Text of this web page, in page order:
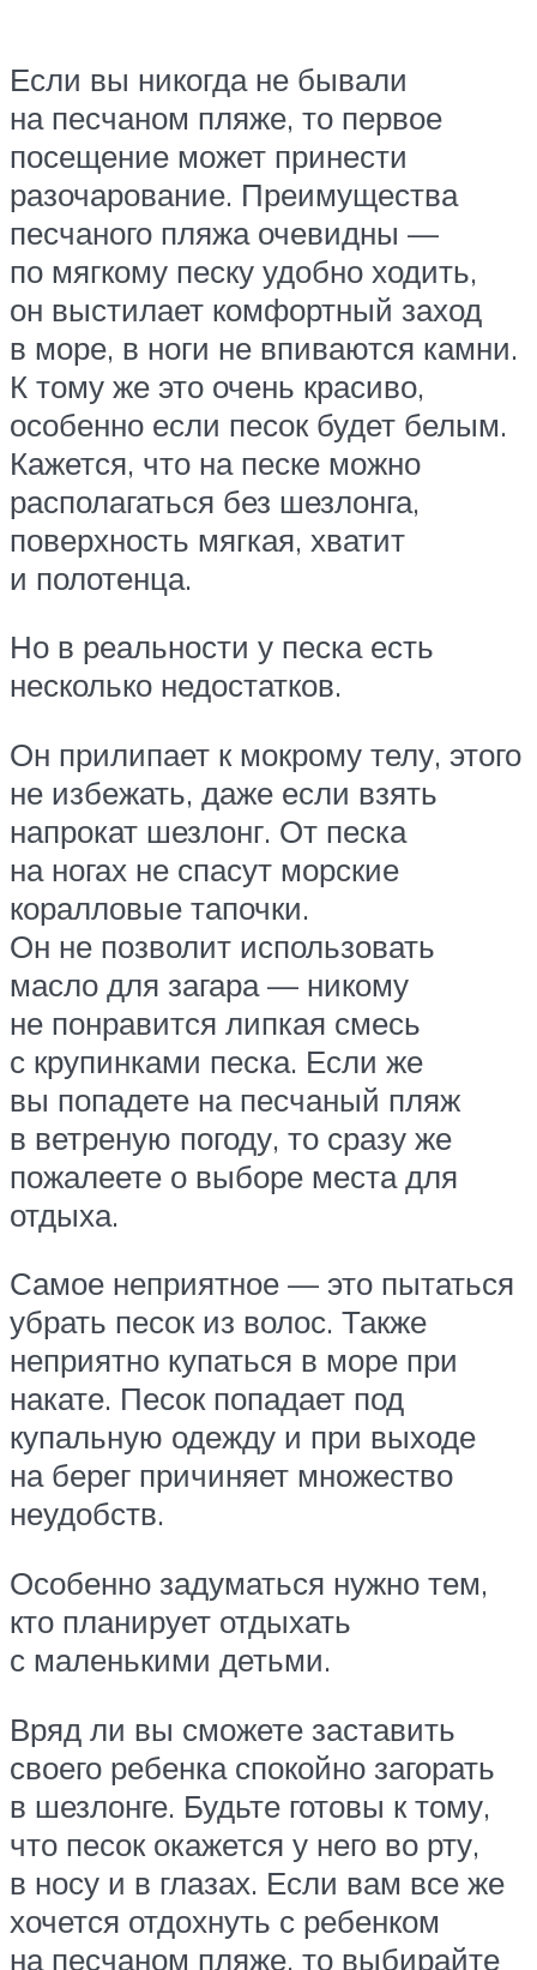
Если вы никогда не бывали
на песчаном пляже, то первое
посещение может принести
разочарование. Преимущества
песчаного пляжа очевидны —
по мягкому песку удобно ходить,
он выстилает комфортный заход
в море, в ноги не впиваются камни.
К тому же это очень красиво,
особенно если песок будет белым.
Кажется, что на песке можно
располагаться без шезлонга,
поверхность мягкая, хватит
и полотенца.
Но в реальности у песка есть
несколько недостатков.
Он прилипает к мокрому телу, этого
не избежать, даже если взять
напрокат шезлонг. От песка
на ногах не спасут морские
коралловые тапочки.
Он не позволит использовать
масло для загара — никому
не понравится липкая смесь
с крупинками песка. Если же
вы попадете на песчаный пляж
в ветреную погоду, то сразу же
пожалеете о выборе места для
отдыха.
Самое неприятное — это пытаться
убрать песок из волос. Также
неприятно купаться в море при
накате. Песок попадает под
купальную одежду и при выходе
на берег причиняет множество
неудобств.
Особенно задуматься нужно тем,
кто планирует отдыхать
с маленькими детьми.
Вряд ли вы сможете заставить
своего ребенка спокойно загорать
в шезлонге. Будьте готовы к тому,
что песок окажется у него во рту,
в носу и в глазах. Если вам все же
хочется отдохнуть с ребенком
на песчаном пляже, то выбирайте